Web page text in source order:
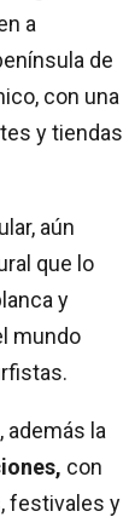
a
de
con una
y tiendas
aún
que lo
y
mundo
además la
con
festivales y